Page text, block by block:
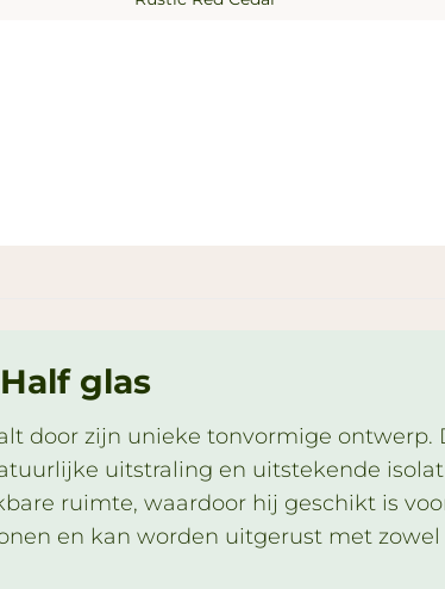
glas
door zijn unieke tonvormige ontwerp.
uitstraling en uitstekende
ruimte, waardoor hij geschikt is
en kan worden uitgerust met